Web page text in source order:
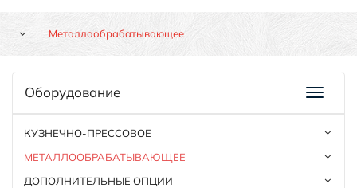
Металлообрабатывающее
Оборудование
КУЗНЕЧНО-ПРЕССОВОЕ
МЕТАЛЛООБРАБАТЫВАЮЩЕЕ
ДОПОЛНИТЕЛЬНЫЕ ОПЦИИ